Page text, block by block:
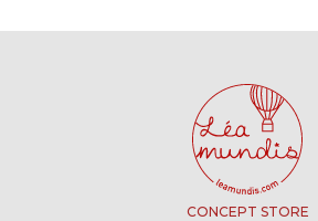
CONCEPT STORE